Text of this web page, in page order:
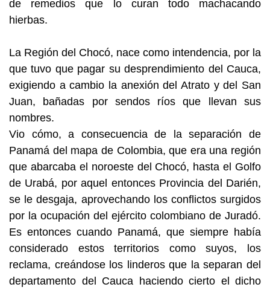
de remedios que lo curan todo machacando
hierbas.
La Región del Chocó, nace como intendencia, por la
que tuvo que pagar su desprendimiento del Cauca,
exigiendo a cambio la anexión del Atrato y del San
Juan, bañadas por sendos ríos que llevan sus
nombres.
Vio cómo, a consecuencia de la separación de
Panamá del mapa de Colombia, que era una región
que abarcaba el noroeste del Chocó, hasta el Golfo
de Urabá, por aquel entonces Provincia del Darién,
se le desgaja, aprovechando los conflictos surgidos
por la ocupación del ejército colombiano de Juradó.
Es entonces cuando Panamá, que siempre había
considerado estos territorios como suyos, los
reclama, creándose los linderos que la separan del
departamento del Cauca haciendo cierto el dicho